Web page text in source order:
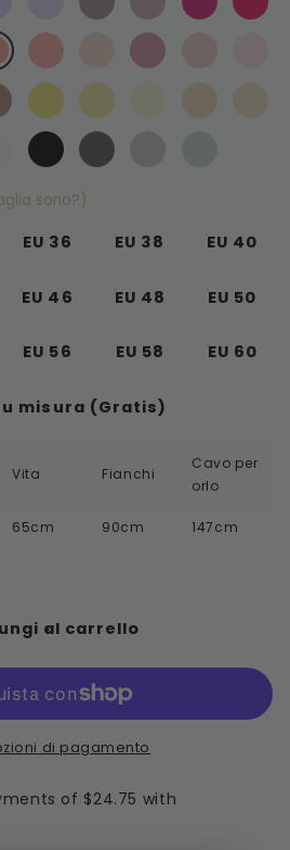
sono?)
EU 36 EU 38 EU 40
EU 46 EU 48 EU 50
EU 56 EU 58 EU 60
Taglia su misura (Gratis)
Vita Fianchi
Cavo per
orlo
65cm 90cm 147cm
al carrello
di pagamento